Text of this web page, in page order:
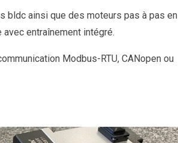
bldc ainsi que des moteurs pas à pas en
entraînement intégré.
Modbus-RTU, CANopen ou